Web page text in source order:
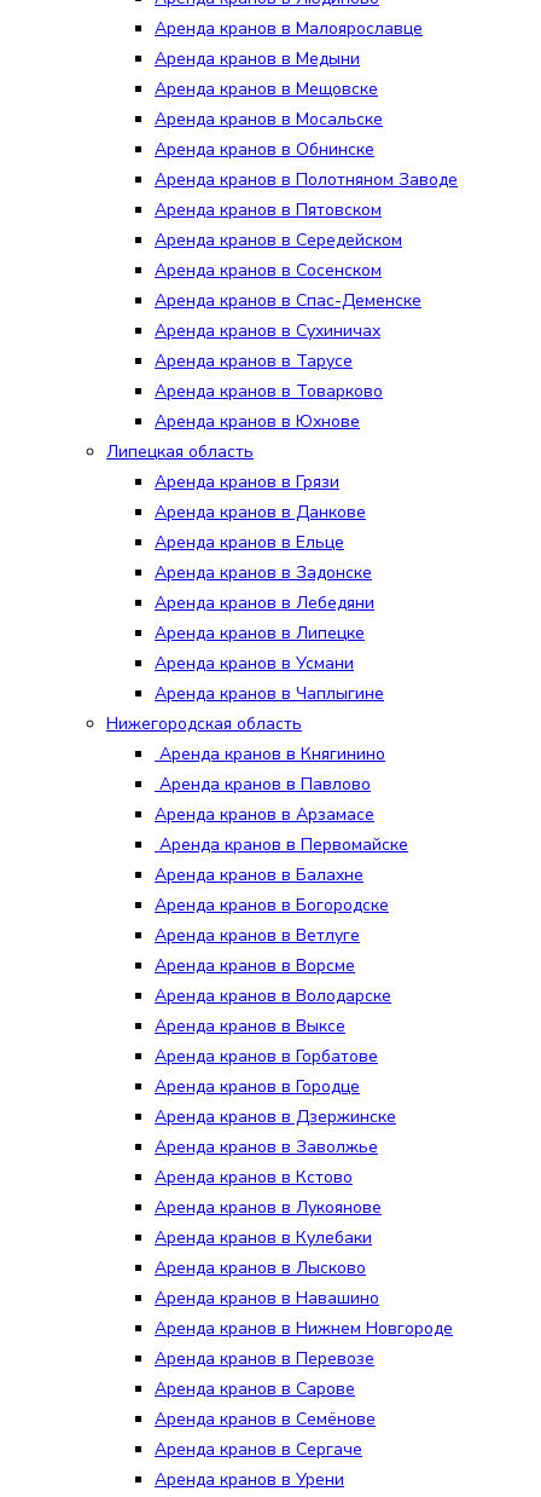
Аренда кранов в Малоярославце
Аренда кранов в Медыни
Аренда кранов в Мещовске
Аренда кранов в Мосальске
Аренда кранов в Обнинске
Аренда кранов в Полотняном Заводе
Аренда кранов в Пятовском
Аренда кранов в Середейском
Аренда кранов в Сосенском
Аренда кранов в Спас-Деменске
Аренда кранов в Сухиничах
Аренда кранов в Тарусе
Аренда кранов в Товарково
Аренда кранов в Юхнове
Липецкая область
Аренда кранов в Грязи
Аренда кранов в Данкове
Аренда кранов в Ельце
Аренда кранов в Задонске
Аренда кранов в Лебедяни
Аренда кранов в Липецке
Аренда кранов в Усмани
Аренда кранов в Чаплыгине
Нижегородская область
Аренда кранов в Княгинино
Аренда кранов в Павлово
Аренда кранов в Арзамасе
Аренда кранов в Первомайске
Аренда кранов в Балахне
Аренда кранов в Богородске
Аренда кранов в Ветлуге
Аренда кранов в Ворсме
Аренда кранов в Володарске
Аренда кранов в Выксе
Аренда кранов в Горбатове
Аренда кранов в Городце
Аренда кранов в Дзержинске
Аренда кранов в Заволжье
Аренда кранов в Кстово
Аренда кранов в Лукоянове
Аренда кранов в Кулебаки
Аренда кранов в Лысково
Аренда кранов в Навашино
Аренда кранов в Нижнем Новгороде
Аренда кранов в Перевозе
Аренда кранов в Сарове
Аренда кранов в Семёнове
Аренда кранов в Сергаче
Аренда кранов в Урени